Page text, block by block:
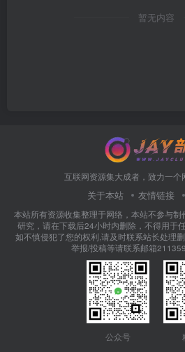
暂无内容
互联网资源集大成者，致力一个
关于本站 友情链接
本站所有资源收集整理于网络，本站不参与
研究，请在下载后24小时内删除，不得用于
如不慎侵犯了您的权利,请及时联系站长处理
举报/投稿等请联系邮箱
公众号